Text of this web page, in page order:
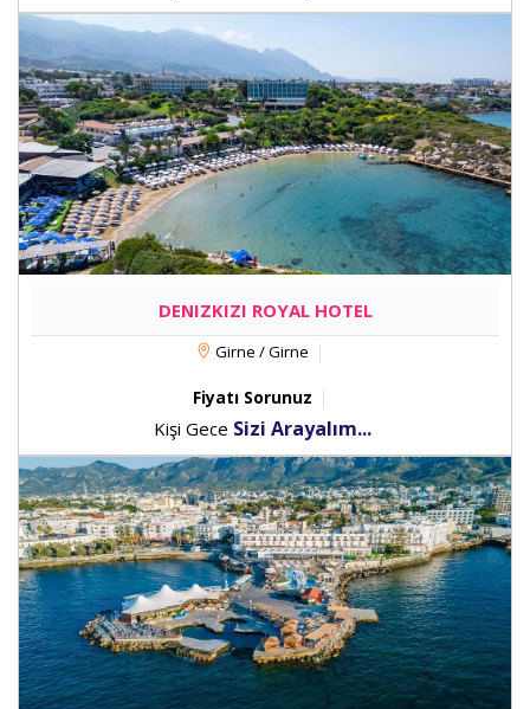
DENIZKIZI ROYAL HOTEL
Girne / Girne
Fiyatı Sorunuz
Kişi Gece Sizi Arayalım...